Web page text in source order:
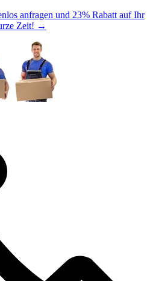
anfragen und 23% Rabatt auf Ihr
Zeit! →